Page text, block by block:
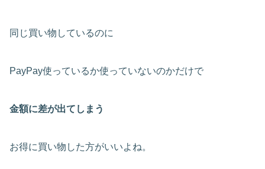
同じ買い物しているのに
PayPay使っているか使っていないのかだけで
金額に差が出てしまう
お得に買い物した方がいいよね。